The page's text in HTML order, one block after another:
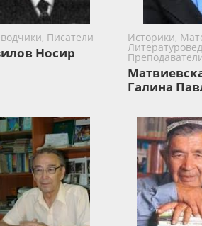
Писатели
Носир
Историки,
Галина